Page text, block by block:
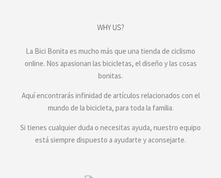
WHY US?
La Bici Bonita es mucho más que una tienda de ciclismo
online. Nos apasionan las bicicletas, el diseño y las cosas
bonitas.
Aquí encontrarás infinidad de artículos relacionados con el
mundo de la bicicleta, para toda la familia.
Si tienes cualquier duda o necesitas ayuda, nuestro equipo
está siempre dispuesto a ayudarte y aconsejarte.